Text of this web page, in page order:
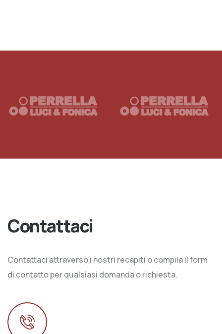
Contattaci
Contattaci attraverso i nostri recapiti o compila il form
di contatto per qualsiasi domanda o richiesta.